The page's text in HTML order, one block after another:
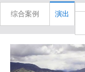
综合案例 演出